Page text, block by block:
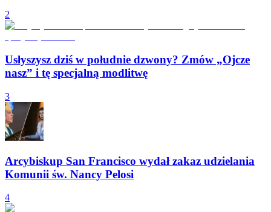
2
Usłyszysz dziś w południe dzwony? Zmów „Ojcze
nasz” i tę specjalną modlitwę
3
Arcybiskup San Francisco wydał zakaz udzielania
Komunii św. Nancy Pelosi
4